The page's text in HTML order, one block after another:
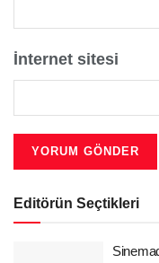
İnternet sitesi
Editörün Seçtikleri